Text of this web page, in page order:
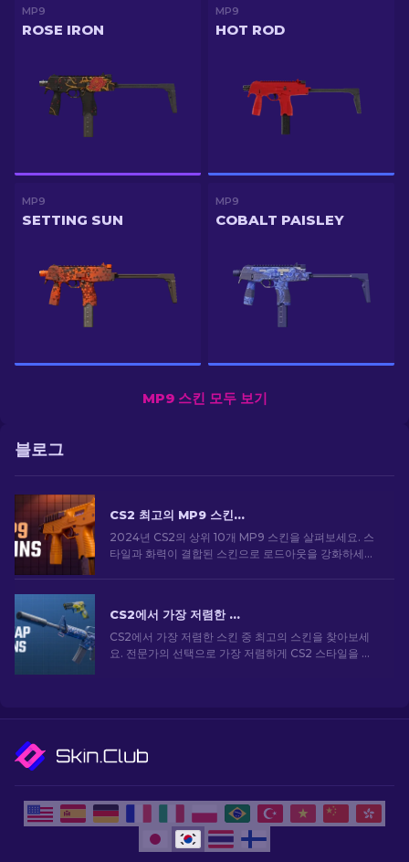
MP9
ROSE IRON
MP9
HOT ROD
MP9
SETTING SUN
MP9
COBALT PAISLEY
MP9 스킨 모두 보기
블로그
CS2 최고의 MP9 스킨: 에디터의 선택 [2026]
2024년 CS2의 상위 10개 MP9 스킨을 살펴보세요. 스
타일과 화력이 결합된 스킨으로 로드아웃을 강화하세요.
CS2에서 가장 저렴한 스킨 [2026]
CS2에서 가장 저렴한 스킨 중 최고의 스킨을 찾아보세
요. 전문가의 선택으로 가장 저렴하게 CS2 스타일을 업